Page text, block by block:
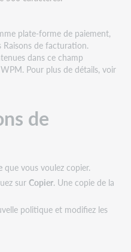
plate-forme de paiement,
de facturation.
dans ce champ
Pour plus de détails, voir
de
que vous voulez copier.
sur Copier. Une copie de la
politique et modifiez les